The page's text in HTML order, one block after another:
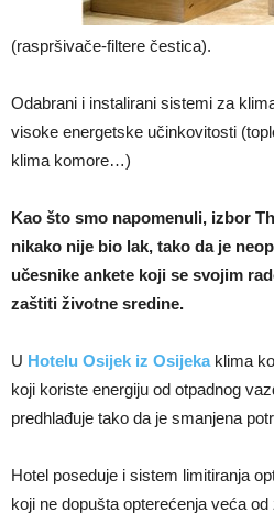
(raspršivače-filtere čestica).
Odabrani i instalirani sistemi za
visoke energetske učinkovitosti
klima komore…)
Kao što smo napomenuli, izbor
nikako nije bio lak, tako da je
učesnike ankete koji se svojim
zaštiti životne sredine.
U Hotelu Osijek iz Osijekaklima
koji koriste energiju od otpadnog
predhlađuje tako da je smanjena
Hotel poseduje i sistem limitiranja
koji ne dopušta opterećenja veća